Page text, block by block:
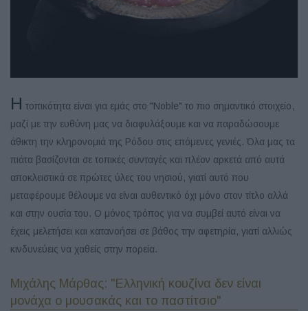
Η τοπικότητα είναι για εμάς στο "Noble" το πιο σημαντικό στοιχείο,
μαζί με την ευθύνη μας να διαφυλάξουμε και να παραδώσουμε
άθικτη την κληρονομιά της Ρόδου στις επόμενες γενιές. Όλα μας τα
πιάτα βασίζονται σε τοπικές συνταγές και πλέον αρκετά από αυτά
αποκλειστικά σε πρώτες ύλες του νησιού, γιατί αυτό που
μεταφέρουμε θέλουμε να είναι αυθεντικό όχι μόνο στον τίτλο αλλά
και στην ουσία του. Ο μόνος τρόπος για να συμβεί αυτό είναι να
έχεις μελετήσει και κατανοήσει σε βάθος την αφετηρία, γιατί αλλιώς
κινδυνεύεις να χαθείς στην πορεία.
Μιχάλης Μάρθας: "Ελληνική κουζίνα δεν είναι
μονάχα ο μουσακάς και το παστίτσιο"